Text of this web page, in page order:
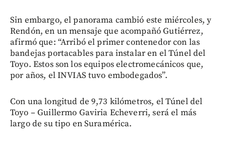
Sin embargo, el panorama cambió este miércoles, y
Rendón, en un mensaje que acompañó Gutiérrez,
afirmó que: “Arribó el primer contenedor con las
bandejas portacables para instalar en el Túnel del
Toyo. Estos son los equipos electromecánicos que,
por años, el INVIAS tuvo embodegados”.
Con una longitud de 9,73 kilómetros, el Túnel del
Toyo – Guillermo Gaviria Echeverri, será el más
largo de su tipo en Suramérica.